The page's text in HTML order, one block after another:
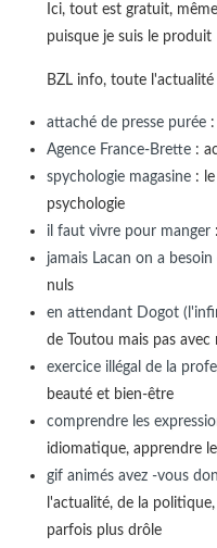
Ici, tout est gratuit,
puisque je suis le produit
BZL info, toute l'actualité
attaché de presse purée:
Agence France-Brette:
spychologie magasine: le
psychologie
il faut vivre pour manger:
jamais Lacan on a
nuls
en attendant Dogot
de Toutou mais pas
exercice illégal de la
beauté et bien-être
comprendre les
idiomatique, apprendre
gif animés avez -vous
l'actualité, de la
parfois plus drôle